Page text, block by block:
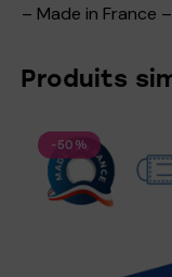
– Made in France
Produits
-50%